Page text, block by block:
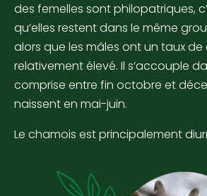
des femelles sont philopatriques,
qu’elles restent dans le même
alors que les mâles ont un taux de
relativement élevé. Il s’accouple
comprise entre fin octobre et
naissent en mai-juin.
Le chamois est principalement